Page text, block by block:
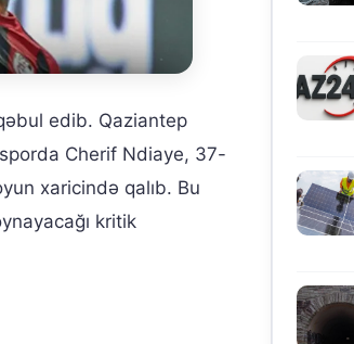
edib. Qaziantep
Cherif Ndiaye, 37-
xaricində qalıb. Bu
kritik